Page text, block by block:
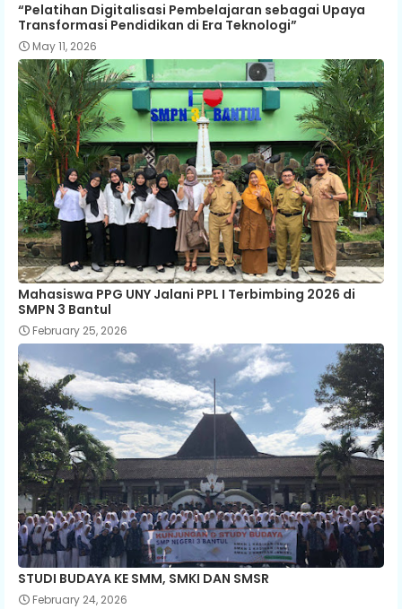
“Pelatihan Digitalisasi Pembelajaran sebagai Upaya
Transformasi Pendidikan di Era Teknologi”
May 11, 2026
Mahasiswa PPG UNY Jalani PPL I Terbimbing 2026 di
SMPN 3 Bantul
February 25, 2026
STUDI BUDAYA KE SMM, SMKI DAN SMSR
February 24, 2026